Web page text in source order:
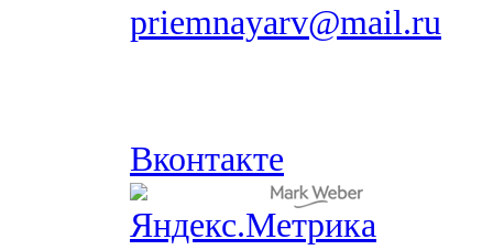
priemnayarv@mail.ru
Вконтакте